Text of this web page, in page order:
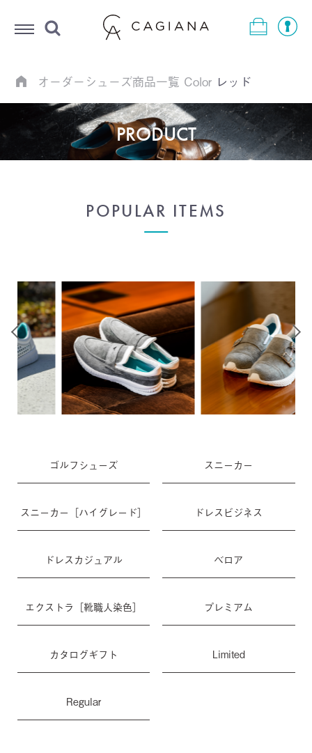
Menu
オーダーシューズ商品一覧 Color レッド
PRODUCT
POPULAR ITEMS
ゴルフシューズ スニーカー
スニーカー［ハイグレード］ ドレスビジネス
ドレスカジュアル ベロア
エクストラ［靴職人染色］ プレミアム
カタログギフト Limited
Regular